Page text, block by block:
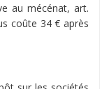
au mécénat, art.
coûte 34 € après